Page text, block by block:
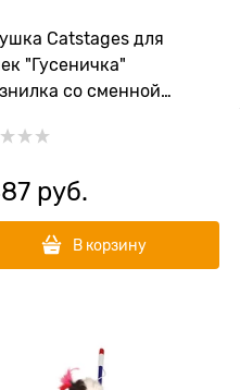
Catstages для
"Гусеничка"
со сменной
руб.
В корзину